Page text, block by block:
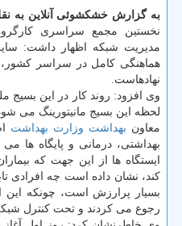
به گزارش خشكشوئی آنلاین به
نخستین مجمع سراسری
مدیریت شبكه اظهار داشت:
هماهنگی كامل در سراسر كشور،
نهادهاست.
وی افزود: روند كار در این بسیج
لحظه این بسیج مانیتورینگ می
معاون بهداشت وزارت بهداشت
بهداشتی، درمانی و پایگاه ها
ایستگاه ها از این جهت كه
كند، نشان داده است چه افرادی
رجوع می كردند و تحت كنترل شبكه